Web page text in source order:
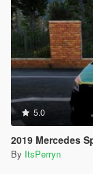
5.0
2019 Mercedes
By ItsPerryn